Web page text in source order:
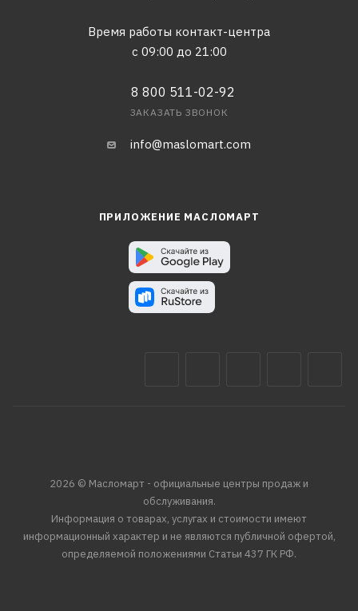
Время работы контакт-центра
с 09:00 до 21:00
8 800 511-02-92
ЗАКАЗАТЬ ЗВОНОК
info@maslomart.com
ПРИЛОЖЕНИЕ МАСЛОМАРТ
2026 © Масломарт - официальные центры продаж и
обслуживания.
Информация о товарах, услугах и стоимости имеют
информационный характер и не являются публичной офертой,
определяемой положениями Статьи 437 ГК РФ.